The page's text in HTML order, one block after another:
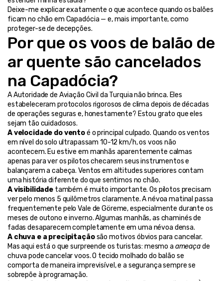
Deixe-me explicar exatamente o que acontece quando os balões
ficam no chão em Capadócia — e, mais importante, como
proteger-se de decepções.
Por que os voos de balão de
ar quente são cancelados
na Capadócia?
A Autoridade de Aviação Civil da Turquia não brinca. Eles
estabeleceram protocolos rigorosos de clima depois de décadas
de operações seguras e, honestamente? Estou grato que eles
sejam tão cuidadosos.
A velocidade do vento é o principal culpado. Quando os ventos
em nível do solo ultrapassam 10-12 km/h, os voos não
acontecem. Eu estive em manhãs aparentemente calmas
apenas para ver os pilotos checarem seus instrumentos e
balançarem a cabeça. Ventos em altitudes superiores contam
uma história diferente do que sentimos no chão.
A visibilidade também é muito importante. Os pilotos precisam
ver pelo menos 5 quilômetros claramente. A névoa matinal passa
frequentemente pelo Vale de Göreme, especialmente durante os
meses de outono e inverno. Algumas manhãs, as chaminés de
fadas desaparecem completamente em uma névoa densa.
A chuva e a precipitação são motivos óbvios para cancelar.
Mas aqui está o que surpreende os turistas: mesmo a ameaça de
chuva pode cancelar voos. O tecido molhado do balão se
comporta de maneira imprevisível, e a segurança sempre se
sobrepõe à programação.